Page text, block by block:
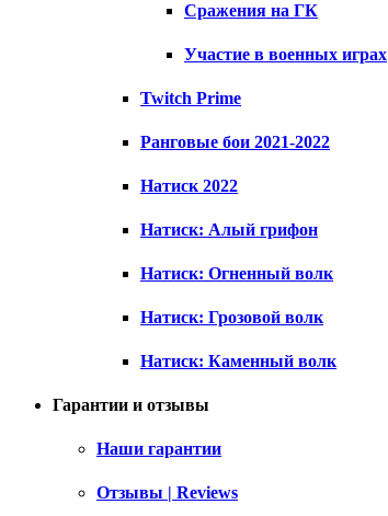
Сражения на ГК
Участие в военных играх
Twitch Prime
Ранговые бои 2021-2022
Натиск 2022
Натиск: Алый грифон
Натиск: Огненный волк
Натиск: Грозовой волк
Натиск: Каменный волк
Гарантии и отзывы
Наши гарантии
Отзывы | Reviews